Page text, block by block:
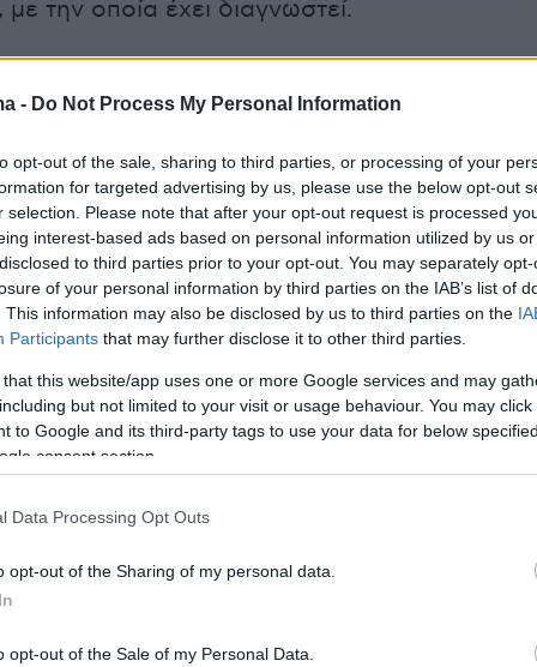
- Do Not Process My Personal Information
opt-out of the sale, sharing to third parties, or processing of your
for targeted advertising by us, please use the below opt-out
selection. Please note that after your opt-out request is processed
interest-based ads based on personal information utilized by us
to third parties prior to your opt-out. You may separately
of your personal information by third parties on the IAB’s list of
This information may also be disclosed by us to third parties on the
Participants that may further disclose it to other third parties.
that this website/app uses one or more Google services and may
but not limited to your visit or usage behaviour. You may
to Google and its third-party tags to use your data for below
consent section.
Data Processing Opt Outs
opt-out of the Sharing of my personal data.
opt-out of the Sale of my Personal Data.
, με την οποία έχει διαγνωστεί.
ΜΕΘ του Πανεπιστημιακού Νοσοκομείου
Ιταλία προκειμένου να υποβληθεί σε
ήπατος, έχοντας εκδηλώσει οξεία ηπατική
το οποίο κράτησε περίπου 8,5
ότι πήγαν καλά και ο έφηβος μεταφέρθηκε
Την επέμβαση πραγματοποίησε
καθηγητής Ρενάτο Ρομανιόλι - υπεύθυνος
Μεταμοσχεύσεων Ήπατος του Le Molinette -
του ομάδα.
ότι για μια ασφαλή ιατρική πρόγνωση θα
σειρά ημερών.